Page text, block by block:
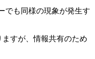
でも同様の現象が発生す
すが、情報共有のため